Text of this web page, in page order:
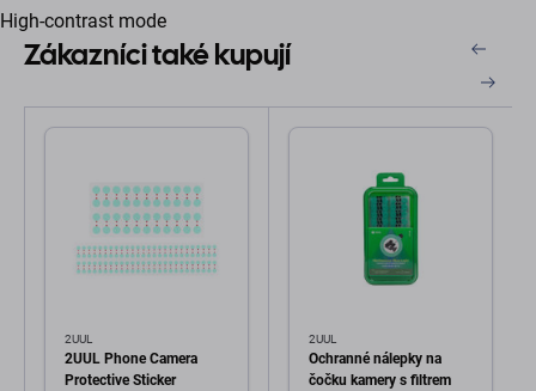
High-contrast mode
Zákazníci také kupují
2UUL
2UUL Phone Camera
Protective Sticker
2UUL
Ochranné nálepky na
čočku kamery s filtrem